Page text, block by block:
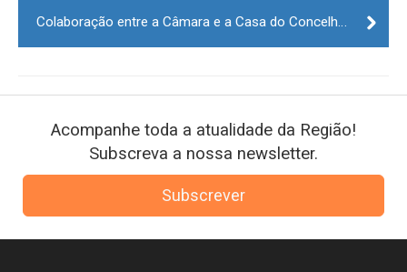
Colaboração entre a Câmara e a Casa do Concelho do Sabugal
Acompanhe toda a atualidade da Região!
Subscreva a nossa newsletter.
Subscrever